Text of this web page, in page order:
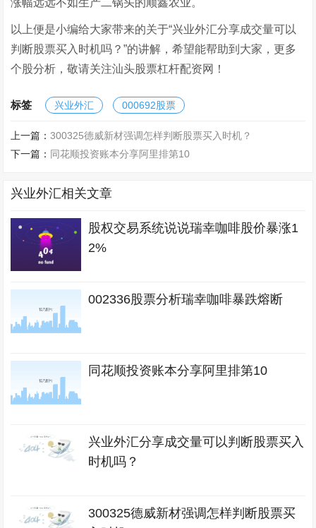
涨幅远远不如生产二锅头的顺鑫农业。
以上便是小编给大家带来的关于“兴业外汇分享成交量可以
判断股票买入时机吗？”的讲解，希望能帮助到大家，更多
个股分析，敬请关注汕头股票杠杆配资网！
标签 兴业外汇 000692股票
上一篇：300325德威新材强调怎样判断股票买入时机？
下一篇： 同花顺投资账本分享阿里排第10
兴业外汇相关文章
股权交易系统说说瑞幸咖啡股价暴涨1
2%
002336股票分析瑞幸咖啡暴跌熔断
同花顺投资账本分享阿里排第10
兴业外汇分享成交量可以判断股票买入
时机吗？
300325德威新材强调怎样判断股票买